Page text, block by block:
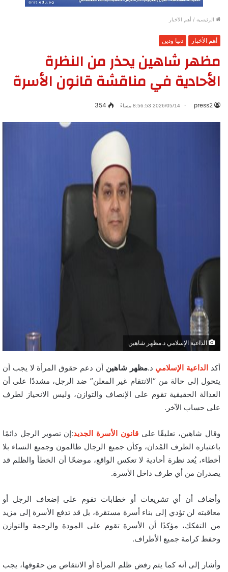
الرئيسية / أهم الأخبار
أهم الأخبار دنيا ودين
مظهر شاهين يحذر من النظرة
الأحادية في مناقشة قانون الأسرة
press2 2026/05/14 8:56:53 مساءً 354
الداعية الإسلامي د.مظهر شاهين
أكد الداعية الإسلامي د.مظهر شاهين أن دعم حقوق المرأة لا يجب أن
يتحول إلى حالة من “الانتقام غير المعلن” ضد الرجل، مشددًا على أن
العدالة الحقيقية تقوم على الإنصاف والتوازن، وليس الانحياز لطرف
على حساب الآخر.
وقال شاهين، تعليقًا علىقانون الأسرة الجديد:إن تصوير الرجل دائمًا
باعتباره الطرف المُدان، وكأن جميع الرجال ظالمون وجميع النساء بلا
أخطاء، يُعد نظرة أحادية لا تعكس الواقع، موضحًا أن الخطأ والظلم قد
يصدران من أي طرف داخل الأسرة.
وأضاف أن أي تشريعات أو خطابات تقوم على إضعاف الرجل أو
معاقبته لن تؤدي إلى بناء أسرة مستقرة، بل قد تدفع الأسرة إلى مزيد
من التفكك، مؤكدًا أن الأسرة تقوم على المودة والرحمة والتوازن
وحفظ كرامة جميع الأطراف.
وأشار إلى أنه كما يتم رفض ظلم المرأة أو الانتقاص من حقوقها، يجب